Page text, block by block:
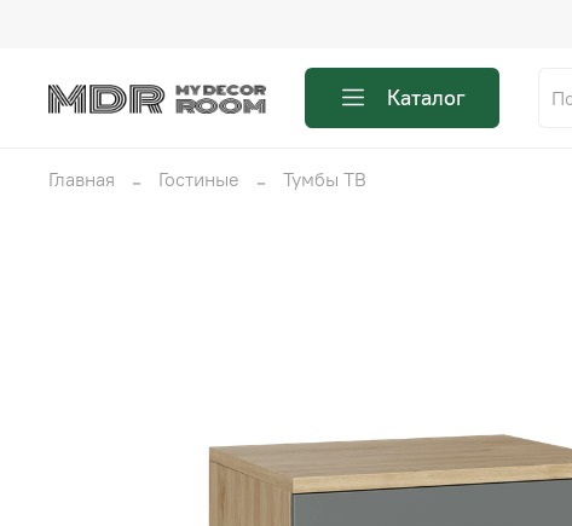
Каталог
Главная Гостиные Тумбы ТВ